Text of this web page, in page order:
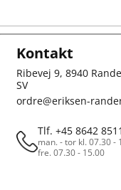
Kontakt
Ribevej 9, 8940
SV
ordre@eriksen-
Tlf. +45 8642 8511
man. - tor kl. 07.30 -
fre. 07.30 - 15.00